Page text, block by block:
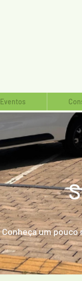
Eventos
Conheça um